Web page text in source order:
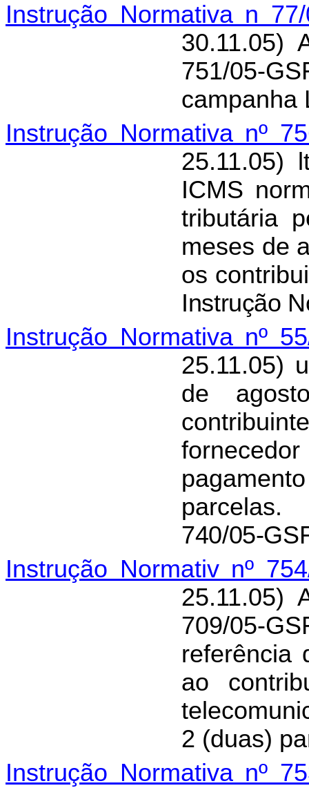
Instrução Normativa n
30.11.05)
751/05-
campanha
Instrução Normativa nº
25.11.05)
ICMS
tributária
meses de
os
Instrução
Instrução Normativa nº
25.11.05)
de
parcelas.
740/05-
Instrução Normativ nº
25.11.05)
709/05-
referência
ao
2 (duas)
Instrução Normativa nº